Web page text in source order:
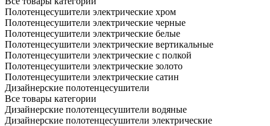
Полотенцесушители электрические хром
Полотенцесушители электрические черные
Полотенцесушители электрические белые
Полотенцесушители электрические вертикальные
Полотенцесушители электрические с полкой
Полотенцесушители электрические золото
Полотенцесушители электрические сатин
Дизайнерские полотенцесушители
Все товары категории
Дизайнерские полотенцесушители водяные
Дизайнерские полотенцесушители электрические